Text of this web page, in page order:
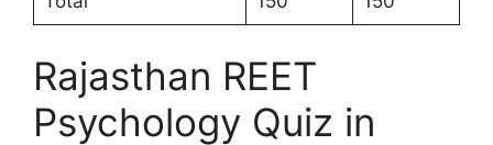
Rajasthan REET
Psychology Quiz in